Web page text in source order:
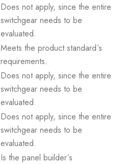
Does not apply, since the entire
switchgear needs to be
evaluated.
Meets the product standard´s
requirements.
Does not apply, since the entire
switchgear needs to be
evaluated.
Does not apply, since the entire
switchgear needs to be
evaluated.
Is the panel builder´s